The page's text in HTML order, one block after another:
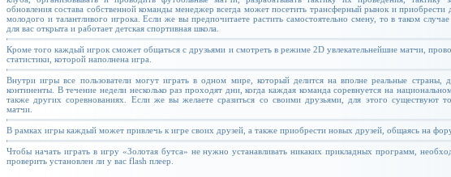
обновления состава собственной команды менеджер всегда может посетить трансферный рынок и приобрести
молодого и талантливого игрока. Если же вы предпочитаете растить самостоятельно смену, то в таком случае
для вас открыта и работает детская спортивная школа.
Кроме того каждый игрок сможет общаться с друзьями и смотреть в режиме 2D увлекательнейшие матчи,
статистики, которой наполнена игра.
Внутри игры все пользователи могут играть в одном мире, который делится на вполне реальные страны,
континенты. В течение недели несколько раз проходят дни, когда каждая команда соревнуется на
также других соревнованиях. Если же вы желаете сразиться со своими друзьями, для этого существуют
матчи.
В рамках игры каждый может привлечь к игре своих друзей, а также приобрести новых друзей, общаясь на
Чтобы начать играть в игру «Золотая бутса» не нужно устанавливать никаких прикладных программ,
проверить установлен ли у вас flash плеер.